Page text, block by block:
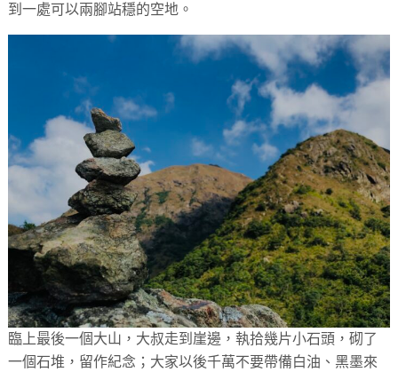
到一處可以兩腳站穩的空地。
臨上最後一個大山，大叔走到崖邊，執拾幾片小石頭，砌了
一個石堆，留作紀念；大家以後千萬不要帶備白油、黑墨來